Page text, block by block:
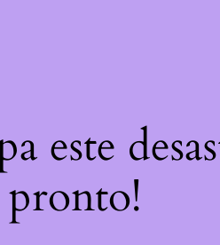
este
pronto!